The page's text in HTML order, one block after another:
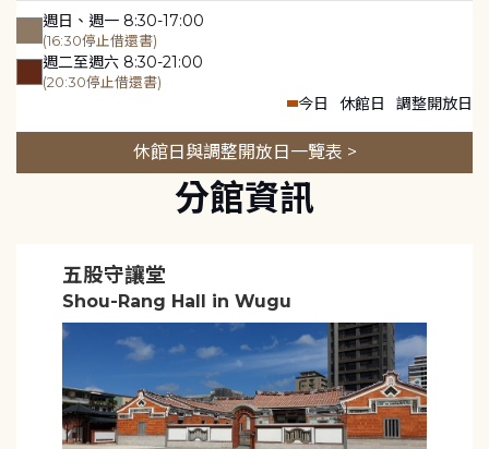
週日、週一 8:30-17:00
(16:30停止借還書)
週二至週六 8:30-21:00
(20:30停止借還書)
今日 休館日 調整開放日
休館日與調整開放日一覽表 >
分館資訊
五股守讓堂
Shou-Rang Hall in Wugu